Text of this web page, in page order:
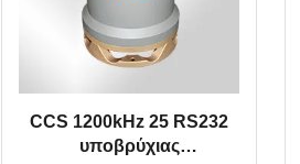
CCS 1200kHz 25 RS232
υποβρύχιας